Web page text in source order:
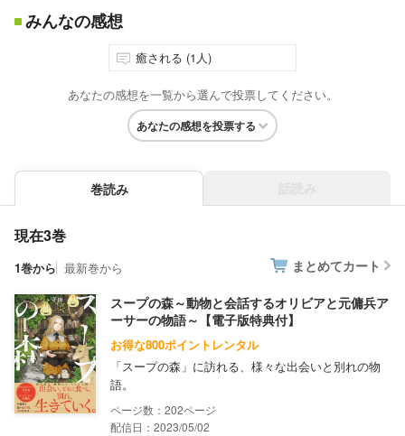
みんなの感想
癒される (1人)
あなたの感想を一覧から選んで投票してください。
あなたの感想を投票する
巻読み
現在3巻
1巻から 最新巻から まとめてカート
スープの森～動物と会話するオリビアと元傭兵ア
ーサーの物語～【電子版特典付】
お得な800ポイントレンタル
「スープの森」に訪れる、様々な出会いと別れの物
語。
202
配信日：2023/05/02